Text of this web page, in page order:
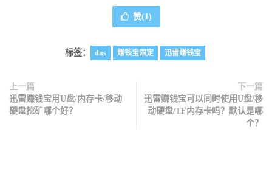
赞(1)
标签： dns 赚钱宝固定 迅雷赚钱宝
上一篇
迅雷赚钱宝用U盘/内存卡/移动
硬盘挖矿哪个好？
下一篇
迅雷赚钱宝可以同时使用U盘/移
动硬盘/TF内存卡吗？默认是哪
个？